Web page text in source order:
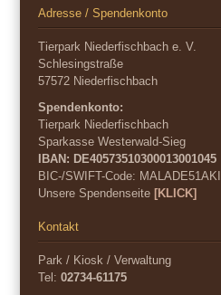
Adresse / Spendenkonto
Tierpark Niederfischbach e. V.
Schlesingstraße
57572 Niederfischbach
Spendenkonto:
Tierpark Niederfischbach
Sparkasse Westerwald-Sieg
IBAN: DE40573510300013001045
BIC-/SWIFT-Code: MALADE51AKI
Unsere Spendenseite[KLICK]
Kontakt
Park / Kiosk / Verwaltung
Tel:02734-61175